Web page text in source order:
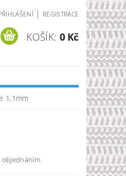
| REGISTRACE
KOŠÍK: 0 Kč
1,1mm
objednáním